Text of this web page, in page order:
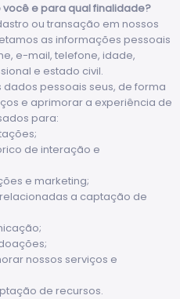
você e para qual finalidade?
ou transação em nossos
as informações pessoais
e-mail, telefone, idade,
e estado civil.
dados pessoais seus, de forma
e aprimorar a experiência de
para:
de interação e
e marketing;
a captação de
nossos serviços e
de recursos.